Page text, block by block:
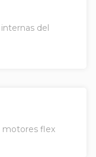
del
motores flex